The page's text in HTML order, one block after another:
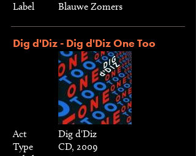
Label
Blauwe Zomers
Dig d'Diz - Dig d'Diz One Too
Act
Dig d'Diz
Type
CD, 2009